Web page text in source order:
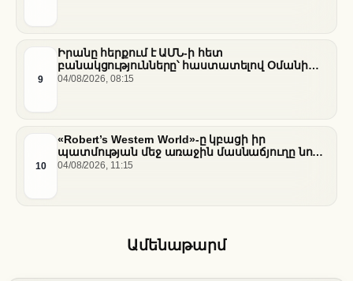
9
Իրանը հերքում է ԱՄՆ-ի հետ
բանակցությունները՝ հաստատելով Օմանի
միջնորդությամբ քննարկումները Հորմուզի
04/08/2026, 08:15
10
«Robert’s Western World»-ը կբացի իր
պատմության մեջ առաջին մասնաճյուղը նոր
«Nissan Stadium» մարզադաշտում
04/08/2026, 11:15
Ամենաթարմ